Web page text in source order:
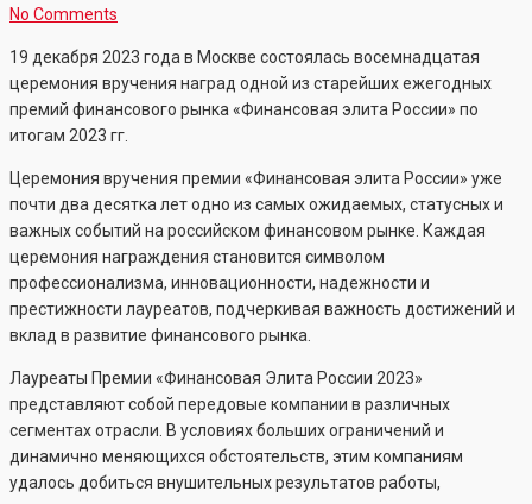
No Comments
19 декабря 2023 года в Москве состоялась восемнадцатая
церемония вручения наград одной из старейших ежегодных
премий финансового рынка «Финансовая элита России» по
итогам 2023 гг.
Церемония вручения премии «Финансовая элита России» уже
почти два десятка лет одно из самых ожидаемых, статусных и
важных событий на российском финансовом рынке. Каждая
церемония награждения становится символом
профессионализма, инновационности, надежности и
престижности лауреатов, подчеркивая важность достижений и
вклад в развитие финансового рынка.
Лауреаты Премии «Финансовая Элита России 2023»
представляют собой передовые компании в различных
сегментах отрасли. В условиях больших ограничений и
динамично меняющихся обстоятельств, этим компаниям
удалось добиться внушительных результатов работы,